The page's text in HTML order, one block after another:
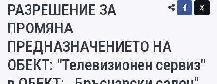
РАЗРЕШЕНИЕ ЗА
ПРОМЯНА
ПРЕДНАЗНАЧЕНИЕТО НА
ОБЕКТ: "Телевизионен сервиз"